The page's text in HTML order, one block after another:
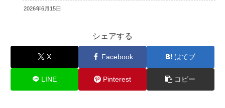
2026年6月15日
シェアする
X Facebook はてブ
LINE Pinterest コピー